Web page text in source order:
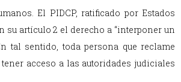
El PIDCP, ratificado por Estados
su artículo 2 el derecho a “interponer un
tal sentido, toda persona que reclame
acceso a las autoridades judiciales